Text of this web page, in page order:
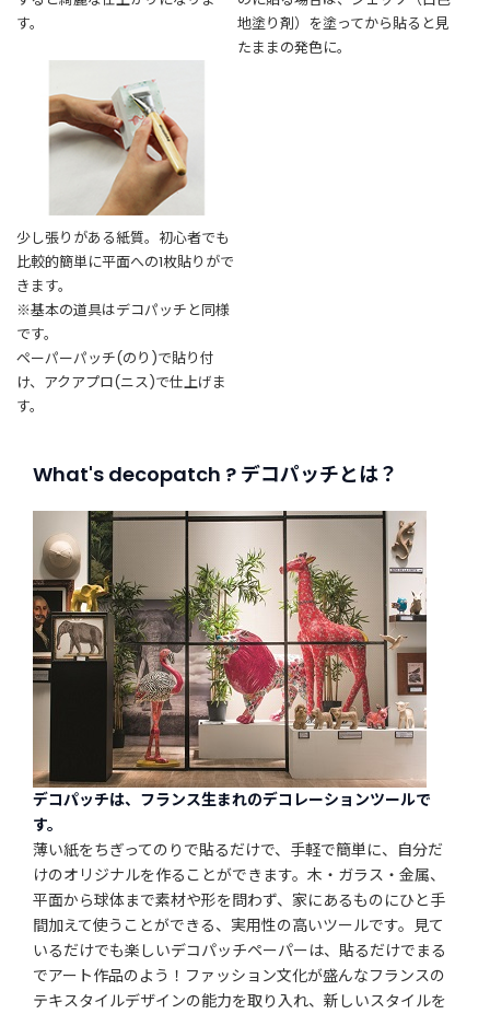
す。
地塗り剤）を塗ってから貼ると見
たままの発色に。
少し張りがある紙質。初心者でも
比較的簡単に平面への1枚貼りがで
きます。
※基本の道具はデコパッチと同様
です。
ペーパーパッチ(のり)で貼り付
け、アクアプロ(ニス)で仕上げま
す。
What's decopatch ? デコパッチとは？
デコパッチは、フランス生まれのデコレーションツールで
す。
薄い紙をちぎってのりで貼るだけで、手軽で簡単に、自分だ
けのオリジナルを作ることができます。木・ガラス・金属、
平面から球体まで素材や形を問わず、家にあるものにひと手
間加えて使うことができる、実用性の高いツールです。見て
いるだけでも楽しいデコパッチペーパーは、貼るだけでまる
でアート作品のよう！ファッション文化が盛んなフランスの
テキスタイルデザインの能力を取り入れ、新しいスタイルを